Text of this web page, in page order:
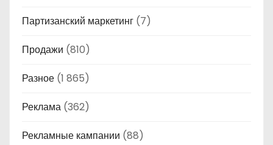
Партизанский маркетинг (7)
Продажи (810)
Разное (1 865)
Реклама (362)
Рекламные кампании (88)